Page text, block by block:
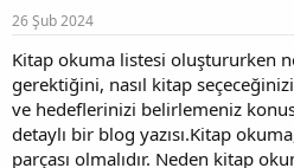
u
b
a
l
a
t
a
ç
t
a
r
h
26 Şub 2024
Kitap okuma listesi oluştururken
gerektiğini, nasıl kitap
ve hedeflerinizi belirlemeniz
detaylı bir blog yazısı.Kitap
parçası olmalıdır. Neden kitap